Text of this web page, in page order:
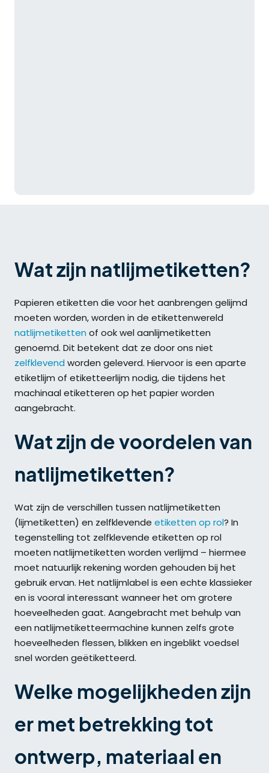
Wat zijn natlijmetiketten?
Papieren etiketten die voor het aanbrengen gelijmd
moeten worden, worden in de etikettenwereld
natlijmetiketten of ook wel aanlijmetiketten
genoemd. Dit betekent dat ze door ons niet
zelfklevend worden geleverd. Hiervoor is een aparte
etiketlijm of etiketteerlijm nodig, die tijdens het
machinaal etiketteren op het papier worden
aangebracht.
Wat zijn de voordelen van
natlijmetiketten?
Wat zijn de verschillen tussen natlijmetiketten
(lijmetiketten) en zelfklevende etiketten op rol? In
tegenstelling tot zelfklevende etiketten op rol
moeten natlijmetiketten worden verlijmd – hiermee
moet natuurlijk rekening worden gehouden bij het
gebruik ervan. Het natlijmlabel is een echte klassieker
en is vooral interessant wanneer het om grotere
hoeveelheden gaat. Aangebracht met behulp van
een natlijmetiketteermachine kunnen zelfs grote
hoeveelheden flessen, blikken en ingeblikt voedsel
snel worden geëtiketteerd.
Welke mogelijkheden zijn
er met betrekking tot
ontwerp, materiaal en